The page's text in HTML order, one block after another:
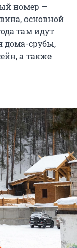
номер —
основной
там идут
дома-срубы,
а также